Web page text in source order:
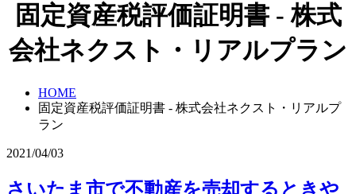
固定資産税評価証明書 - 株式
会社ネクスト・リアルプラン
HOME
固定資産税評価証明書 - 株式会社ネクスト・リアルプ
ラン
2021/04/03
さいたま市で不動産を売却するときや